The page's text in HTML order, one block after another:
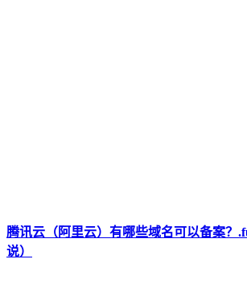
腾讯云（阿里云）有哪些域名可以备案？
说）